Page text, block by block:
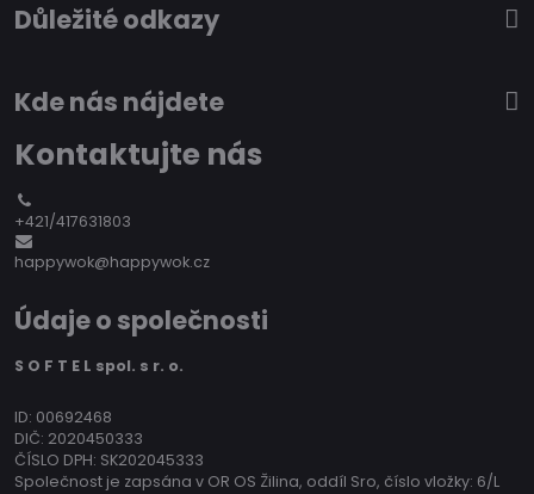
Důležité odkazy
Kde nás nájdete
Kontaktujte nás
+421/417631803
happywok@happywok.cz
Údaje o společnosti
S O F T E L spol. s r. o.
ID: 00692468
DIČ: 2020450333
ČÍSLO DPH: SK202045333
Společnost je zapsána v OR OS Žilina, oddíl Sro, číslo vložky: 6/L